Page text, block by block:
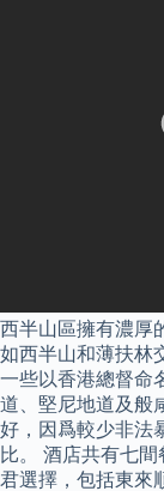
西半山區擁有濃厚
如西半山和薄扶林
一些以香港總督命
道、堅尼地道及般
好，因爲較少非法
比。 酒店共有七
君選擇，包括東來